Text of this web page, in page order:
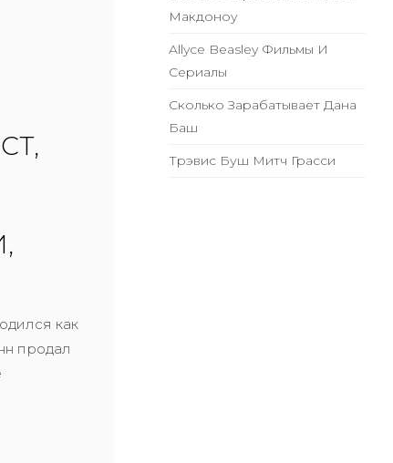
как
продал
Макдоноу
Allyce Beasley Фильмы И
Сериалы
Сколько Зарабатывает Дана
Баш
Трэвис Буш Митч Грасси